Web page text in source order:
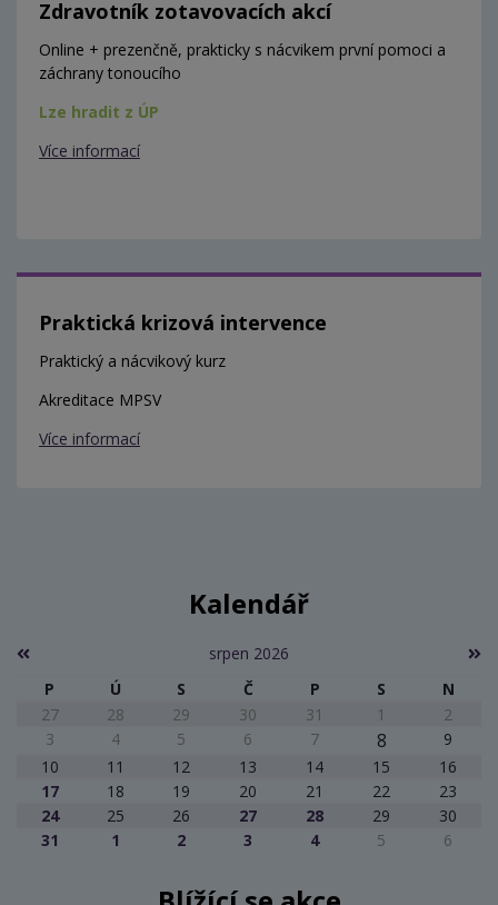
Zdravotník zotavovacích akcí
Online + prezenčně, prakticky s nácvikem první pomoci a
záchrany tonoucího
Lze hradit z ÚP
Více informací
Praktická krizová intervence
Praktický a nácvikový kurz
Akreditace MPSV
Více informací
Kalendář
srpen 2026
P
Ú S Č P S
N
27
28 29 30 31 1
2
3
4 5 6 7 8
9
10
11 12 13 14 15
16
17
18 19 20 21 22
23
24
25 26 27 28 29
30
31
1 2 3 4 5 6